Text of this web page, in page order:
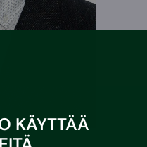
KÄYTTÄÄ